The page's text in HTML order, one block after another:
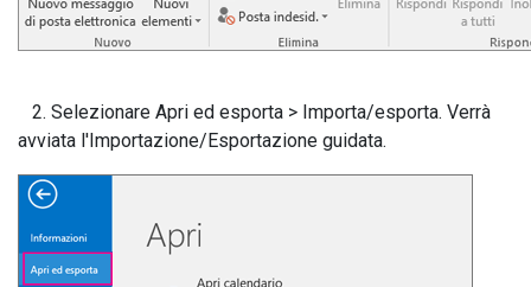
2. Selezionare Apri ed esporta > Importa/esporta. Verrà
avviata l'Importazione/Esportazione guidata.